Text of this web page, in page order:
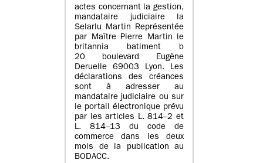
actes concernant la gestion,
mandataire judiciaire la
Selarlu Martin Représentée
par Maître Pierre Martin le
britannia batiment b
20 boulevard Eugène
Deruelle 69003 Lyon. Les
déclarations des créances
sont à adresser au
mandataire judiciaire ou sur
le portail électronique prévu
par les articles L. 814–2 et
L. 814–13 du code de
commerce dans les deux
mois de la publication au
BODACC.